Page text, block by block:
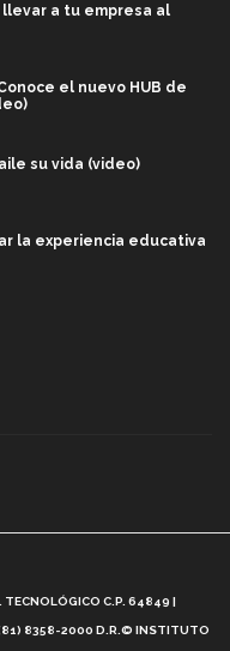
llevar a tu empresa al
el nuevo HUB de
su vida (video)
la experiencia educativa
Tec? (video)
TECNOLÓGICO C.P. 64849 |
(81) 8358-2000 D.R.© INSTITUTO